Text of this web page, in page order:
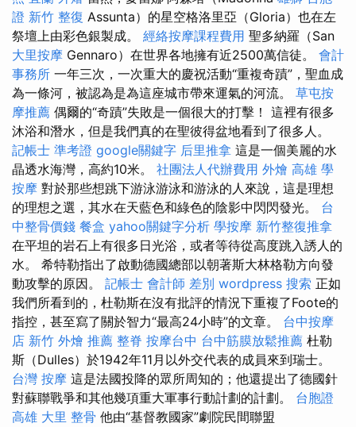
證 新竹 整復 Assunta）的星空格洛里亞（Gloria）也在左
祭壇上由彩色銀製成。 經絡按摩課程費用 聖多納羅（San
大里按摩 Gennaro）在世界各地擁有近2500萬信徒。 會計
事務所 一年三次，一次重大的慶祝活動“重複奇蹟”，聖血成
為一條河，被認為是為這座城市帶來運氣的河流。 草屯按
摩推薦 偶爾的“奇蹟”失敗是一個很大的打擊！ 這裡有很多
沐浴和潛水，但是我們真的在聖彼得盆地看到了很多人。
記帳士 準考證 google關鍵字 后里推拿 這是一個美麗的水
晶透水海灣，高約10米。 社團法人代辦費用 外燴 高雄 學
按摩 對於那些想跳下游泳游泳和游泳的人來說，這是理想
的理想之選，其水在天藍色和綠色的陰影中閃閃發光。 台
中整骨價錢 餐盒 yahoo關鍵字分析 學按摩 新竹整復推拿
在平坦的岩石上有很多日光浴，或者等待從高度跳入誘人的
水。 希特勒指出了啟動德國總部以朝著斯大林格勒方向發
動攻擊的原因。 記帳士 會計師 差別 wordpress 搜索 正如
我們所看到的，杜勒斯在沒有批評的情況下重複了Foote的
指控，甚至寫了關於智力“最高24小時”的文章。 台中按摩
店 新竹 外燴 推薦 整脊 按摩台中 台中筋膜放鬆推薦 杜勒
斯（Dulles）於1942年11月以外交代表的成員來到瑞士。
台灣 按摩 這是法國投降的眾所周知的；他還提出了德國針
對蘇聯戰爭和其他幾項重大軍事行動計劃的計劃。 台胞證
高雄 大里 整骨 他由“基督教國家”劇院民間聯盟